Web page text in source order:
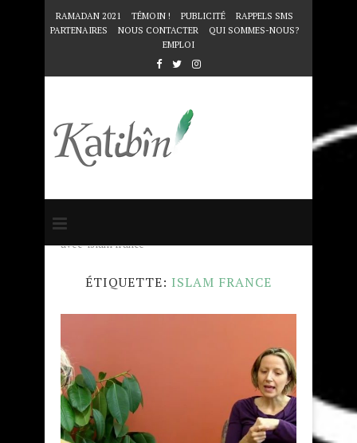
RAMADAN 2021 TÉMOIN ! PUBLICITÉ
RAPPELS SMS
PARTENAIRES
NOUS CONTACTER
QUI SOMMES-NOUS?
EMPLOI
Accueil
avec "islam france"
ÉTIQUETTE: ISLAM FRANCE